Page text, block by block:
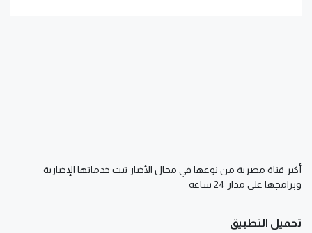
أكبر قناة مصرية من نوعها في مجال الأخبار تبث خدماتها الإخبارية
وبرامجها على مدار 24 ساعة
تحميل التطبيق